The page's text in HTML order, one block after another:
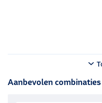
Aanbevolen combinaties